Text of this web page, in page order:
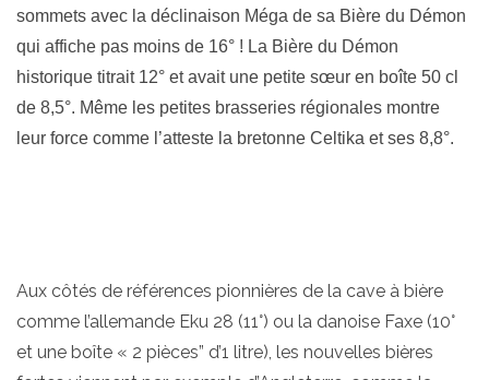
sommets avec la déclinaison Méga de sa Bière du Démon
qui affiche pas moins de 16° ! La Bière du Démon
historique titrait 12° et avait une petite sœur en boîte 50 cl
de 8,5°. Même les petites brasseries régionales montre
leur force comme l’atteste la bretonne Celtika et ses 8,8°.
Aux côtés de références pionnières de la cave à bière
comme l’allemande Eku 28 (11°) ou la danoise Faxe (10°
et une boîte « 2 pièces” d’1 litre), les nouvelles bières